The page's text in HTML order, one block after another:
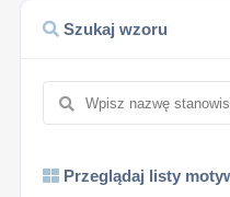
Szukaj wzoru
Przeglądaj listy